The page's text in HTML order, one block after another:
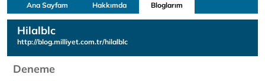
Ana Sayfam Hakkımda Bloglarım
Hilalblc
http://blog.milliyet.com.tr/hilalblc
Deneme